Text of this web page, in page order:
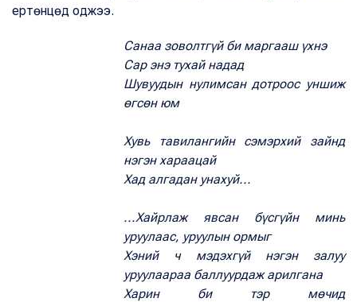
ертөнцөд оджээ.
Санаа зоволтгүй би маргааш үхнэ
Сар энэ тухай надад
Шувуудын нулимсан дотроос уншиж
өгсөн юм
Хувь тавилангийн сэмэрхий зайнд
нэгэн хараацай
Хад алгадан унахуй...
...Хайрлаж явсан бүсгүйн минь
уруулаас, уруулын ормыг
Хэний ч мэдэхгүй нэгэн залуу
уруулаараа баллуурдаж арилгана
Харин би тэр мөчид